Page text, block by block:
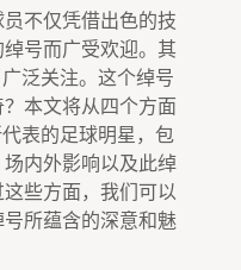
不仅凭借出色的技
号而广受欢迎。其
泛关注。这个绰号
本文将从四个方面
表的足球明星，包
内外影响以及此绰
些方面，我们可以
所蕴含的深意和魅